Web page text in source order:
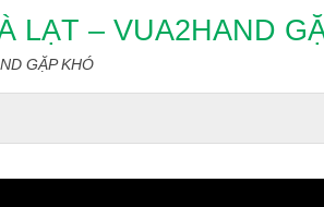
LẠT – VUA2HAND
GẶP KHÓ